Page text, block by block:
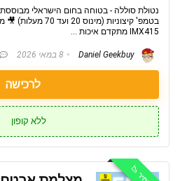
נטולת סוללה - בטוחה בחום הישראלי
IMX415 מתקדם איכות ...
8 במאי 2026
לרכישה
ללא קופון